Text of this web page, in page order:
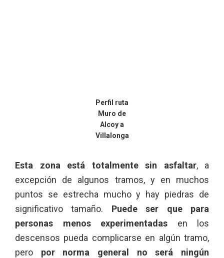
Perfil ruta
Muro de
Alcoy a
Villalonga
Esta zona está totalmente sin asfaltar, a
excepción de algunos tramos, y en muchos
puntos se estrecha mucho y hay piedras de
significativo tamaño. Puede ser que para
personas menos experimentadas en los
descensos pueda complicarse en algún tramo,
pero por norma general no será ningún